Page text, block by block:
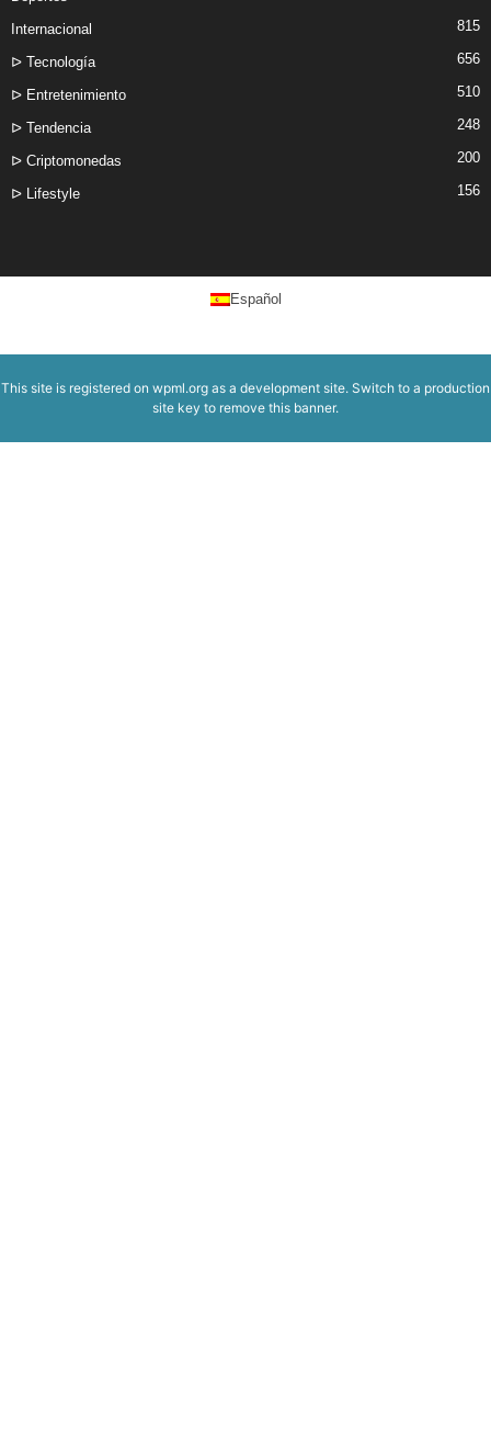
Internacional 815
ᐅ Tecnología 656
ᐅ Entretenimiento 510
ᐅ Tendencia 248
ᐅ Criptomonedas 200
ᐅ Lifestyle 156
Español
This site is registered on wpml.org as a development site. Switch to a production
site key to remove this banner.